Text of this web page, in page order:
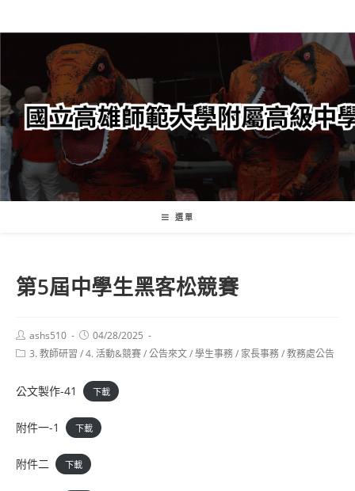
轉
要
內
容
選單
第5屆中學生黑客松競賽
Post
author:
ashs510
Post
published:
04/28/2025
Post3. 教師研習 /4. 活動&競賽/公告來文/學生事務/ 家長事務/教務處公告
公文製作-41 下載
附件一-1 下載
附件二 下載